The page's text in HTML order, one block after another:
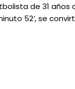
de 31 años
52′, se